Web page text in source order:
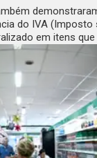
do IVA
em itens